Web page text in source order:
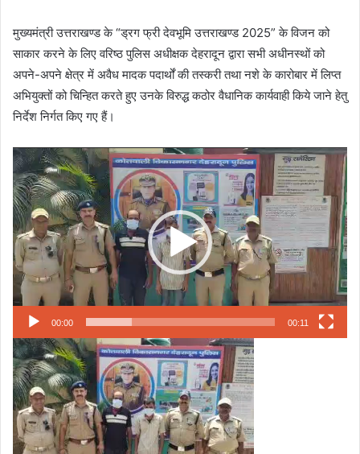
मुख्यमंत्री उत्तराखण्ड के “ड्रग फ्री देवभूमि उत्तराखण्ड 2025” के विजन को
साकार करने के लिए वरिष्ठ पुलिस अधीक्षक देहरादून द्वारा सभी अधीनस्थों को
अपने-अपने क्षेत्र में अवैध मादक पदार्थों की तस्करी तथा नशे के कारोबार में लिप्त
अभियुक्तों को चिन्हित करते हुए उनके विरुद्ध कठोर वैधानिक कार्यवाही किये जाने हेतु
निर्देश निर्गत किए गए हैं।
Video
Player
00:00 00:11